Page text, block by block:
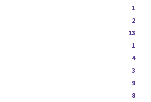
1
2
13
1
4
3
9
8